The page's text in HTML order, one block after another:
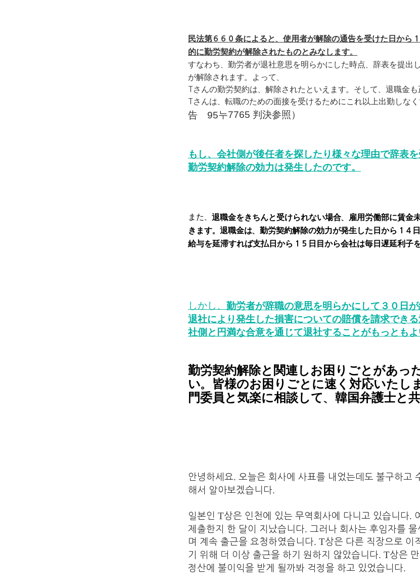
民法第６６０条によると、使用者が解除の通告を受けた日か
的に勤労契約が解除されたものとみなします。
すなわち、勤労者が退社意思を明らかにした時点、辞表を提
が解除されます。よって、
Tさんの勤労契約は、解除されたといえます。そして、退職金も
Tさんは、転職のための面接を受けるためにこれ以上出勤しな
告 95누7765 判決参照）
もし、 会社側が後任者を探したり様々な理由で辞表
勤労契約解除の効力は発生したのです。
また、 退職金をきちんと受けられない場合、雇用労働部に賃金
きます。退職金は、勤労契約解除の効力が発生した日から１
給与を延滞すれば支払日から１５日目から会社は毎日遅延利子
しかし、 勤労者が辞職の意思を明らかにして３０日
退社により発生した損害についての賠償を請求でき
社側と円満な合意を通じて退社することがもっともよ
勤労契約解除と関連しお困りごとがあっ
い。皆様のお困りごとに速く対応いたし
門委員と気楽に相談して、韓国弁護士と
안녕하세요. 오늘은 회사에 사표를 내었는데도 불구하고
해서 알아보겠습니다.
일본인 T상은 인천에 있는 무역회사에 다니고 있습니다.
제출한지 한 달이 지났습니다. 그러나 회사는 후임자를
며 계속 출근을 요청하였습니다. T상은 다른 직장으로 이
기 위해 더 이상 출근을 하기 원하지 않았습니다. T상은
정산에 불이익을 받게 될까봐 걱정을 하고 있었습니다.